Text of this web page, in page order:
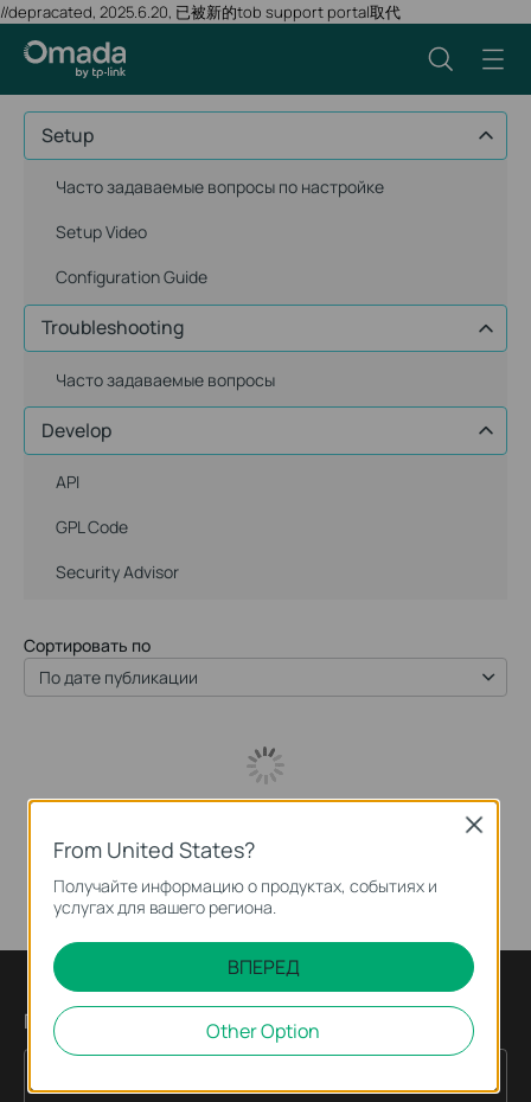
//depracated, 2025.6.20, 已被新的tob support portal取代
Setup
Часто задаваемые вопросы по настройке
Setup Video
Configuration Guide
Troubleshooting
Часто задаваемые вопросы
Develop
API
GPL Code
Security Advisor
Сортировать по
По дате публикации
Подпишитесь на рассылку
From United States?
Получайте информацию о продуктах, событиях и
услугах для вашего региона.
ВПЕРЕД
Other Option
Close